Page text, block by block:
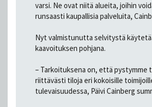
varsi. Ne ovat niitä alueita, joihin
runsaasti kaupallisia palveluita,
Nyt valmistunutta selvitystä
kaavoituksen pohjana.
– Tarkoituksena on, että pystymme
riittävästi tiloja eri kokoisille
tulevaisuudessa, Päivi Cainberg